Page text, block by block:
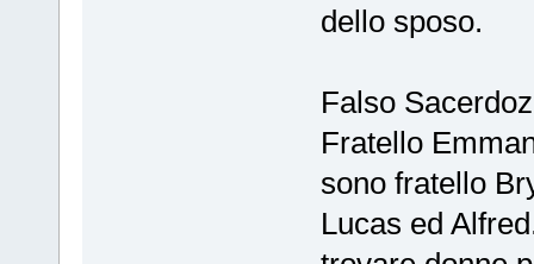
dello sposo.
Falso
Fratello
sono fratello
Lucas ed